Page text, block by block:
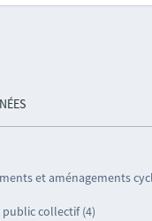
et aménagements
collectif (4)